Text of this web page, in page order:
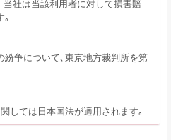
社は当該利用者に対して損害賠
｡
争について､東京地方裁判所を第
しては日本国法が適用されます｡